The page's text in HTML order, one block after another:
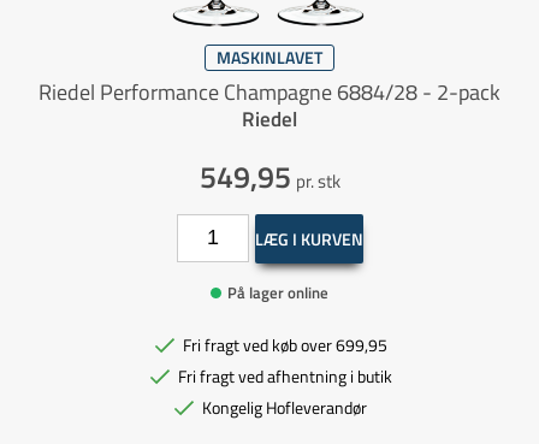
MASKINLAVET
Riedel Performance Champagne 6884/28 - 2-pack
Riedel
549,95 pr. stk
LÆG I KURVEN
På lager online
Fri fragt ved køb over 699,95
Fri fragt ved afhentning i butik
Kongelig Hofleverandør